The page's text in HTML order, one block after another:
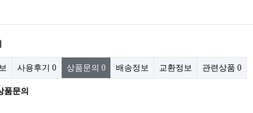
사용후기 0 상품문의 0 배송정보 교환정보 관련상품 0
품문의